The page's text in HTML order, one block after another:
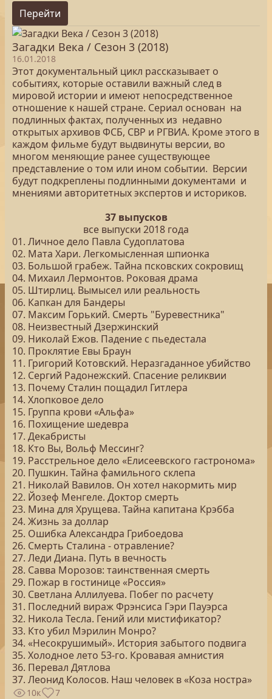
Перейти
Загадки Века / Сезон 3 (2018)
16.01.2018
Этот документальный цикл рассказывает о
событиях, которые оставили важный след в
мировой истории и имеют непосредственное
отношение к нашей стране. Сериал основан на
подлинных фактах, полученных из недавно
открытых архивов ФСБ, СВР и РГВИА. Кроме этого в
каждом фильме будут выдвинуты версии, во
многом меняющие ранее существующее
представление о том или ином событии. Версии
будут подкреплены подлинными документами и
мнениями авторитетных экспертов и историков.
37 выпусков
все выпуски 2018 года
01. Личное дело Павла Судоплатова
02. Мата Хари. Легкомысленная шпионка
03. Большой грабеж. Тайна псковских сокровищ
04. Михаил Лермонтов. Роковая драма
05. Штирлиц. Вымысел или реальность
06. Капкан для Бандеры
07. Максим Горький. Смерть "Буревестника"
08. Неизвестный Дзержинский
09. Николай Ежов. Падение с пьедестала
10. Проклятие Евы Браун
11. Григорий Котовский. Неразгаданное убийство
12. Сергий Радонежский. Спасение реликвии
13. Почему Сталин пощадил Гитлера
14. Хлопковое дело
15. Группа крови «Альфа»
16. Похищение шедевра
17. Декабристы
18. Кто Вы, Вольф Мессинг?
19. Расстрельное дело «Елисеевского гастронома»
20. Пушкин. Тайна фамильного склепа
21. Николай Вавилов. Он хотел накормить мир
22. Йозеф Менгеле. Доктор смерть
23. Мина для Хрущева. Тайна капитана Крэбба
24. Жизнь за доллар
25. Ошибка Александра Грибоедова
26. Смерть Сталина - отравление?
27. Леди Диана. Путь в вечность
28. Савва Морозов: таинственная смерть
29. Пожар в гостинице «Россия»
30. Светлана Аллилуева. Побег по расчету
31. Последний вираж Фрэнсиса Гэри Пауэрса
32. Никола Тесла. Гений или мистификатор?
33. Кто убил Мэрилин Монро?
34. «Несокрушимый». История забытого подвига
35. Холодное лето 53-го. Кровавая амнистия
36. Перевал Дятлова
37. Леонид Колосов. Наш человек в «Коза ностра»
10к 7